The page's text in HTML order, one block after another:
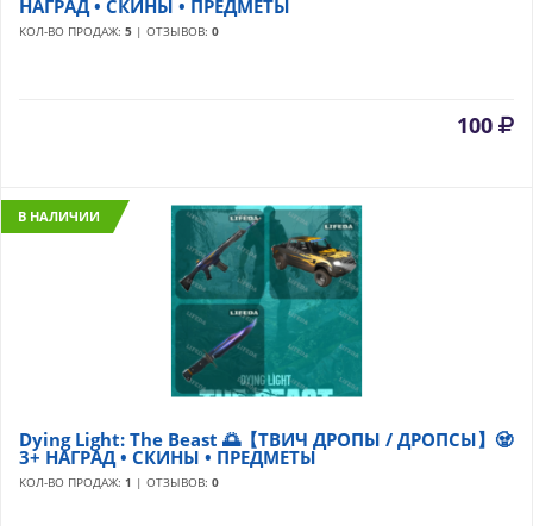
НАГРАД • СКИНЫ • ПРЕДМЕТЫ
КОЛ-ВО ПРОДАЖ: 5 | ОТЗЫВОВ: 0
100
В НАЛИЧИИ
Dying Light: The Beast 🌅【ТВИЧ ДРОПЫ / ДРОПСЫ】🧟
3+ НАГРАД • СКИНЫ • ПРЕДМЕТЫ
КОЛ-ВО ПРОДАЖ: 1 | ОТЗЫВОВ: 0